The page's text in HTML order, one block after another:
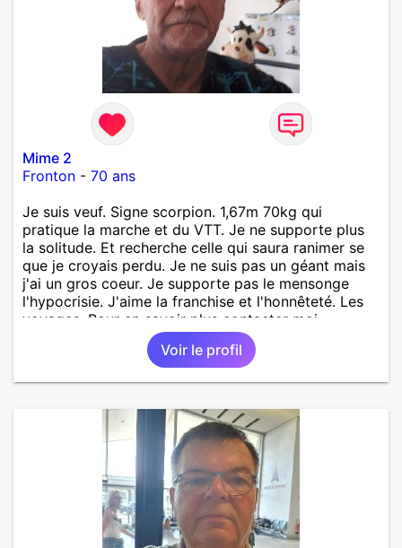
Mime 2
Fronton - 70 ans
Je suis veuf. Signe scorpion. 1,67m 70kg qui
pratique la marche et du VTT. Je ne supporte plus
la solitude. Et recherche celle qui saura ranimer se
que je croyais perdu. Je ne suis pas un géant mais
j'ai un gros coeur. Je supporte pas le mensonge
l'hypocrisie. J'aime la franchise et l'honnêteté. Les
voyages. Pour en savoir plus contacter moi.
Voir le profil